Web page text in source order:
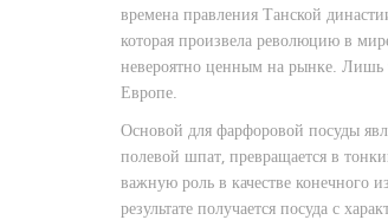
времена правления Танской
которая произвела революцию в
невероятно ценным на рынке. Лишь
Европе.
Основой для фарфоровой посуды
полевой шпат, превращается в
важную роль в качестве конечного
результате получается посуда с